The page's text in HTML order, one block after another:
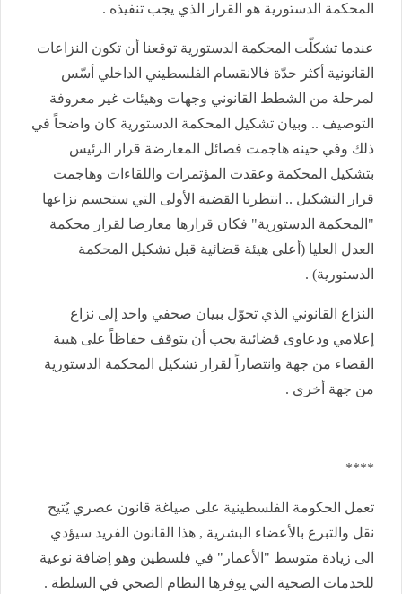
المحكمة الدستورية هو القرار الذي يجب تنفيذه .
عندما تشكلّت المحكمة الدستورية توقعنا أن تكون النزاعات
القانونية أكثر حدّة فالانقسام الفلسطيني الداخلي أسّس
لمرحلة من الشطط القانوني وجهات وهيئات غير معروفة
التوصيف .. وبيان تشكيل المحكمة الدستورية كان واضحاً في
ذلك وفي حينه هاجمت فصائل المعارضة قرار الرئيس
بتشكيل المحكمة وعقدت المؤتمرات واللقاءات وهاجمت
قرار التشكيل .. انتظرنا القضية الأولى التي ستحسم نزاعها
"المحكمة الدستورية" فكان قرارها معارضا لقرار محكمة
العدل العليا (أعلى هيئة قضائية قبل تشكيل المحكمة
الدستورية) .
النزاع القانوني الذي تحوّل ببيان صحفي واحد إلى نزاع
إعلامي ودعاوى قضائية يجب أن يتوقف حفاظاً على هيبة
القضاء من جهة وانتصاراً لقرار تشكيل المحكمة الدستورية
من جهة أخرى .
****
تعمل الحكومة الفلسطينية على صياغة قانون عصري يُتيح
نقل والتبرع بالأعضاء البشرية , هذا القانون الفريد سيؤدي
الى زيادة متوسط "الأعمار" في فلسطين وهو إضافة نوعية
للخدمات الصحية التي يوفرها النظام الصحي في السلطة .